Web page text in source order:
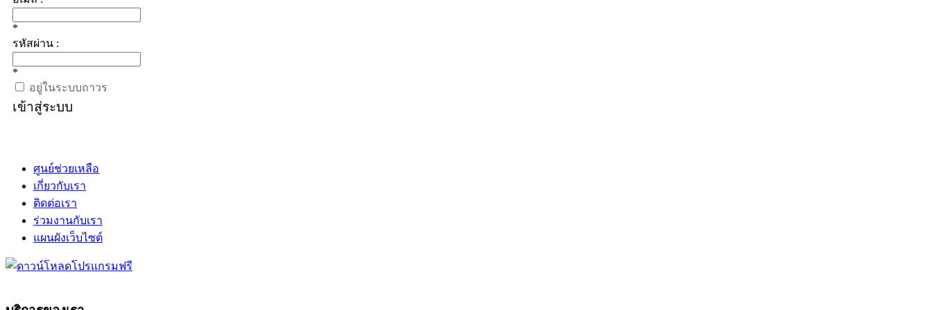
*
รหัสผ่าน :
*
อยู่ในระบบถาวร
เข้าสู่ระบบ
ศูนย์ช่วยเหลือ
เกี่ยวกับเรา
ติดต่อเรา
ร่วมงานกับเรา
แผนผังเว็บไซต์